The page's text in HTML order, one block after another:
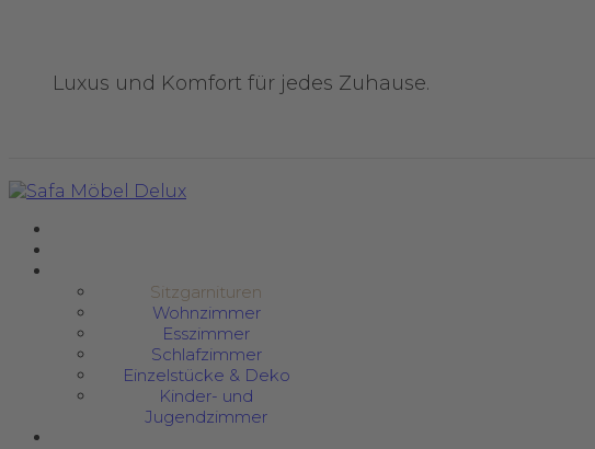
Luxus und Komfort für jedes Zuhause.
Sitzgarnituren
Wohnzimmer
Esszimmer
Schlafzimmer
Einzelstücke & Deko
Kinder- und
Jugendzimmer